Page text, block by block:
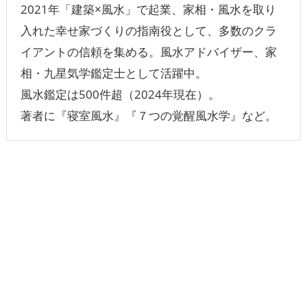
2021年「建築×風水」で起業、家相・風水を取り
入れた幸せ家づくりの指南役として、多数のクラ
イアントの信頼を集める。風水アドバイザー、家
相・九星気学鑑定士として活躍中。
風水鑑定は500件超（2024年現在）。
著者に『寝室風水』『７つの覚醒風水学』など。